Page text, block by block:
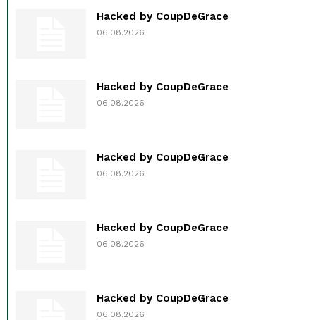
Hacked by CoupDeGrace
06.08.2026
Hacked by CoupDeGrace
06.08.2026
Hacked by CoupDeGrace
06.08.2026
Hacked by CoupDeGrace
06.08.2026
Hacked by CoupDeGrace
06.08.2026